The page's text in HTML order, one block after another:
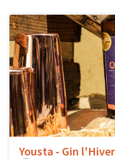
Yousta - Gin